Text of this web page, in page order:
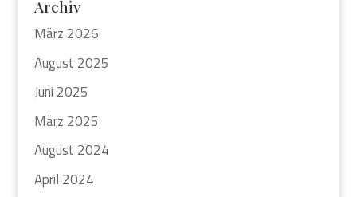
Archiv
März 2026
August 2025
Juni 2025
März 2025
August 2024
April 2024